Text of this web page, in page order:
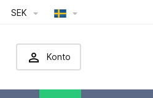
SEK  
 Konto